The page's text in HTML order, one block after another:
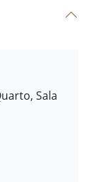
Sala